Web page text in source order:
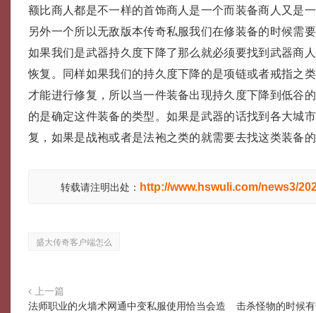
额比商人都是不一样的首饰商人是一个而装备商人又是
另外一个所以无敌版本传奇私服我们在修装备的时候需
如果我们是武器持久度下降了那么就必须要找到武器商
恢复。同样如果我们的持久度下降的是项链或者戒指之
才能进行修复，所以当一件装备出现持久度下降到低谷
的是确定这件装备的类型。如果是武器的话找到各大城
复，如果是战袍或者是法袍之类的就需要去找这类装备
转载请注明出处： http://www.hswuli.com/news3/
盛大传奇客户端怎么
上一篇
法师职业的火墙术网通中变私服使用恰当会造
击杀怪物的时候